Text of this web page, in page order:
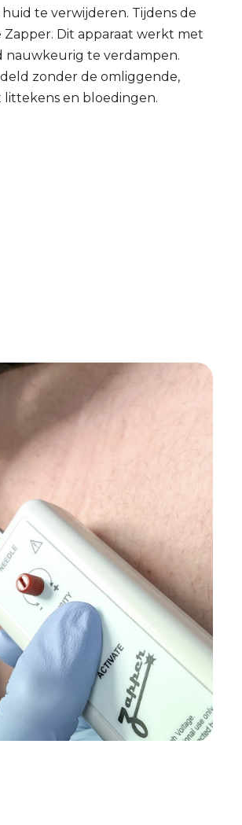
te verwijderen. Tijdens de
Dit apparaat werkt met
nauwkeurig te verdampen.
zonder de omliggende,
en bloedingen.